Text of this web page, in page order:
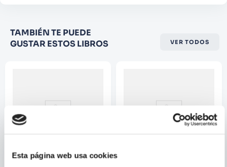
Esta página web usa cookies
Califique el producto de 1 a 5
estrellas
Correo electrónico
Escribir comentario
TAMBIÉN TE PUEDE
GUSTAR ESTOS LIBROS
VER TODOS